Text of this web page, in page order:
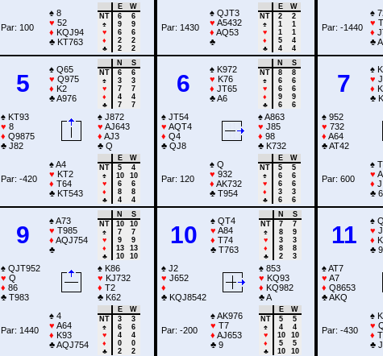
Par: 100
♠ 8
♥ 52
♦ KQJ94
♣ KT763
E
W
NT
6
6
♠
9
9
♥
6
6
♦
2
2
♣
2 2
Par: 1430
♠ QJT3
♥ A5432
♦ AQ53
♣
E
W
NT
2
2
♠
1
1
♥
1
1
♦
5
4
♣
4 4
Par: -1440
♠
♥
♦
♣
5
♠ Q65
♥ Q975
♦ K2
♣A976
N
S
NT
6
6
♠
3
3
♥
7
7
♦
4
4
♣
7 7
♠ KT93
♥ 8
♦ Q9875
♣ J82
♠ J872
♥ AJ643
♦ AJ3
♣ Q
Par: -420
♠A4
♥ KT2
♦ T64
♣ KT543
E
W
NT
5
4
♠
10
10
♥
6
6
♦
8
8
♣
4 4
6
♠ K972
♥ K76
♦ JT65
♣A6
N
S
NT
8
8
♠
6
6
♥
6
6
♦
9
9
♣
6 6
♠ JT54
♥ AQT4
♦ Q4
♣ QJ8
♠A863
♥ J85
♦ 98
♣ K732
Par: 120
♠ Q
♥ 932
♦ AK732
♣ T954
E
W
NT
5
5
♠
6
6
♥
6
6
♦
3
3
♣
6 6
7
♠
♥ J
♦
♣
♠ 952
♥ 732
♦ A64
♣AT42
Par: 600
♠
♥
♦ J
♣
9
♠A73
♥ T985
♦ AQJ754
♣
N
S
NT
10
10
♠
7
7
♥
9
9
♦
13
13
♣
10 10
♠ QJT952
♥ Q
♦ 86
♣ T983
♠ K86
♥ KJ732
♦ T2
♣ K62
Par: 1440
♠ 4
♥ A64
♦ K93
♣AQJ754
E
W
NT
3
3
♠
6
6
♥
4
4
♦
0
0
♣
2 2
10
♠ QT4
♥ A84
♦ T74
♣ T763
N
S
NT
7
7
♠
8
9
♥
3
3
♦
8
8
♣
2 3
♠ J2
♥ J652
♦
♣ KQJ8542
♠ 853
♥ KQ93
♦ KQ982
♣A
Par: -200
♠AK976
♥ T7
♦ AJ653
♣ 9
E
W
NT
5
5
♠
4
4
♥
10
10
♦
5
5
♣
10 10
11
♠
♥
♦
♣
♠AT7
♥ A7
♦ Q8653
♣AKQ
Par: -430
♠
♥
♦ T
♣